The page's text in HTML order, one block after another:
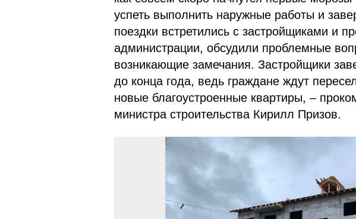
успеть выполнить наружные работы и
поездки встретились с застройщиками и
администрации, обсудили проблемные
возникающие замечания. Застройщики
до конца года, ведь граждане ждут
новые благоустроенные квартиры, –
министра строительства Кирилл Призов.